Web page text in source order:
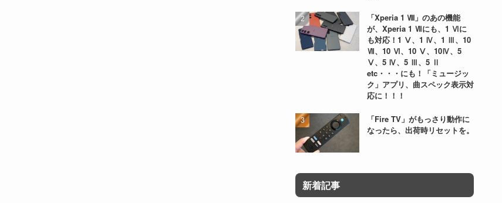
「Xperia 1 Ⅷ」のあの機能
が、Xperia 1 Ⅶにも、1 Ⅵに
も対応！1 Ⅴ、1 Ⅳ、1 Ⅲ、10
Ⅶ、10 Ⅵ、10 Ⅴ、10Ⅳ、5
Ⅴ、5 Ⅳ、5 Ⅲ、5 Ⅱ
etc・・・にも！「ミュージッ
ク」アプリ、曲スペック表示対
応に！！！
「Fire TV」がもっさり動作に
なったら、出荷時リセットを。
新着記事